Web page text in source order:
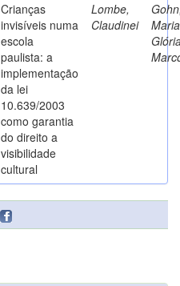
Crianças
invisíveis numa
escola
paulista: a
implementação
da lei
10.639/2003
como garantia
do direito a
visibilidade
cultural
Lombe,
Claudinei